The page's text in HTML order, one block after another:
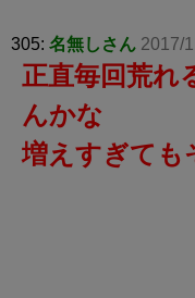
305: 名無しさん 2017/
正直毎回荒れ
んかな
増えすぎて